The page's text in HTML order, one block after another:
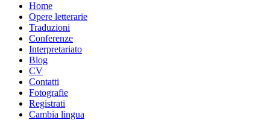
Home
Opere letterarie
Traduzioni
Conferenze
Interpretariato
Blog
CV
Contatti
Fotografie
Registrati
Cambia lingua